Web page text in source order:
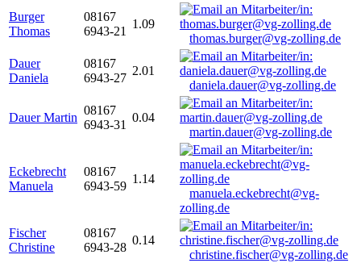
Burger
Thomas
08167
6943-21
1.09
thomas.burger@vg-zolling.de
Dauer
Daniela
08167
6943-27
2.01
daniela.dauer@vg-zolling.de
Dauer Martin
08167
6943-31
0.04
martin.dauer@vg-zolling.de
Eckebrecht
Manuela
08167
6943-59
1.14
manuela.eckebrecht@vg-
zolling.de
Fischer
Christine
08167
6943-28
0.14
christine.fischer@vg-zolling.de